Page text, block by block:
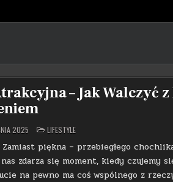
– Jak Walczyć
2025 POSTED
IN
LIFESTYLE
piękna – przebiegłego
zdarza się moment, kiedy czujemy
na pewno ma coś wspólnego z